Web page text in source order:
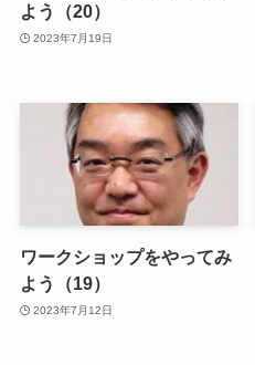
よう（20）
2023年7月19日
ワークショップをやってみ
よう（19）
2023年7月12日